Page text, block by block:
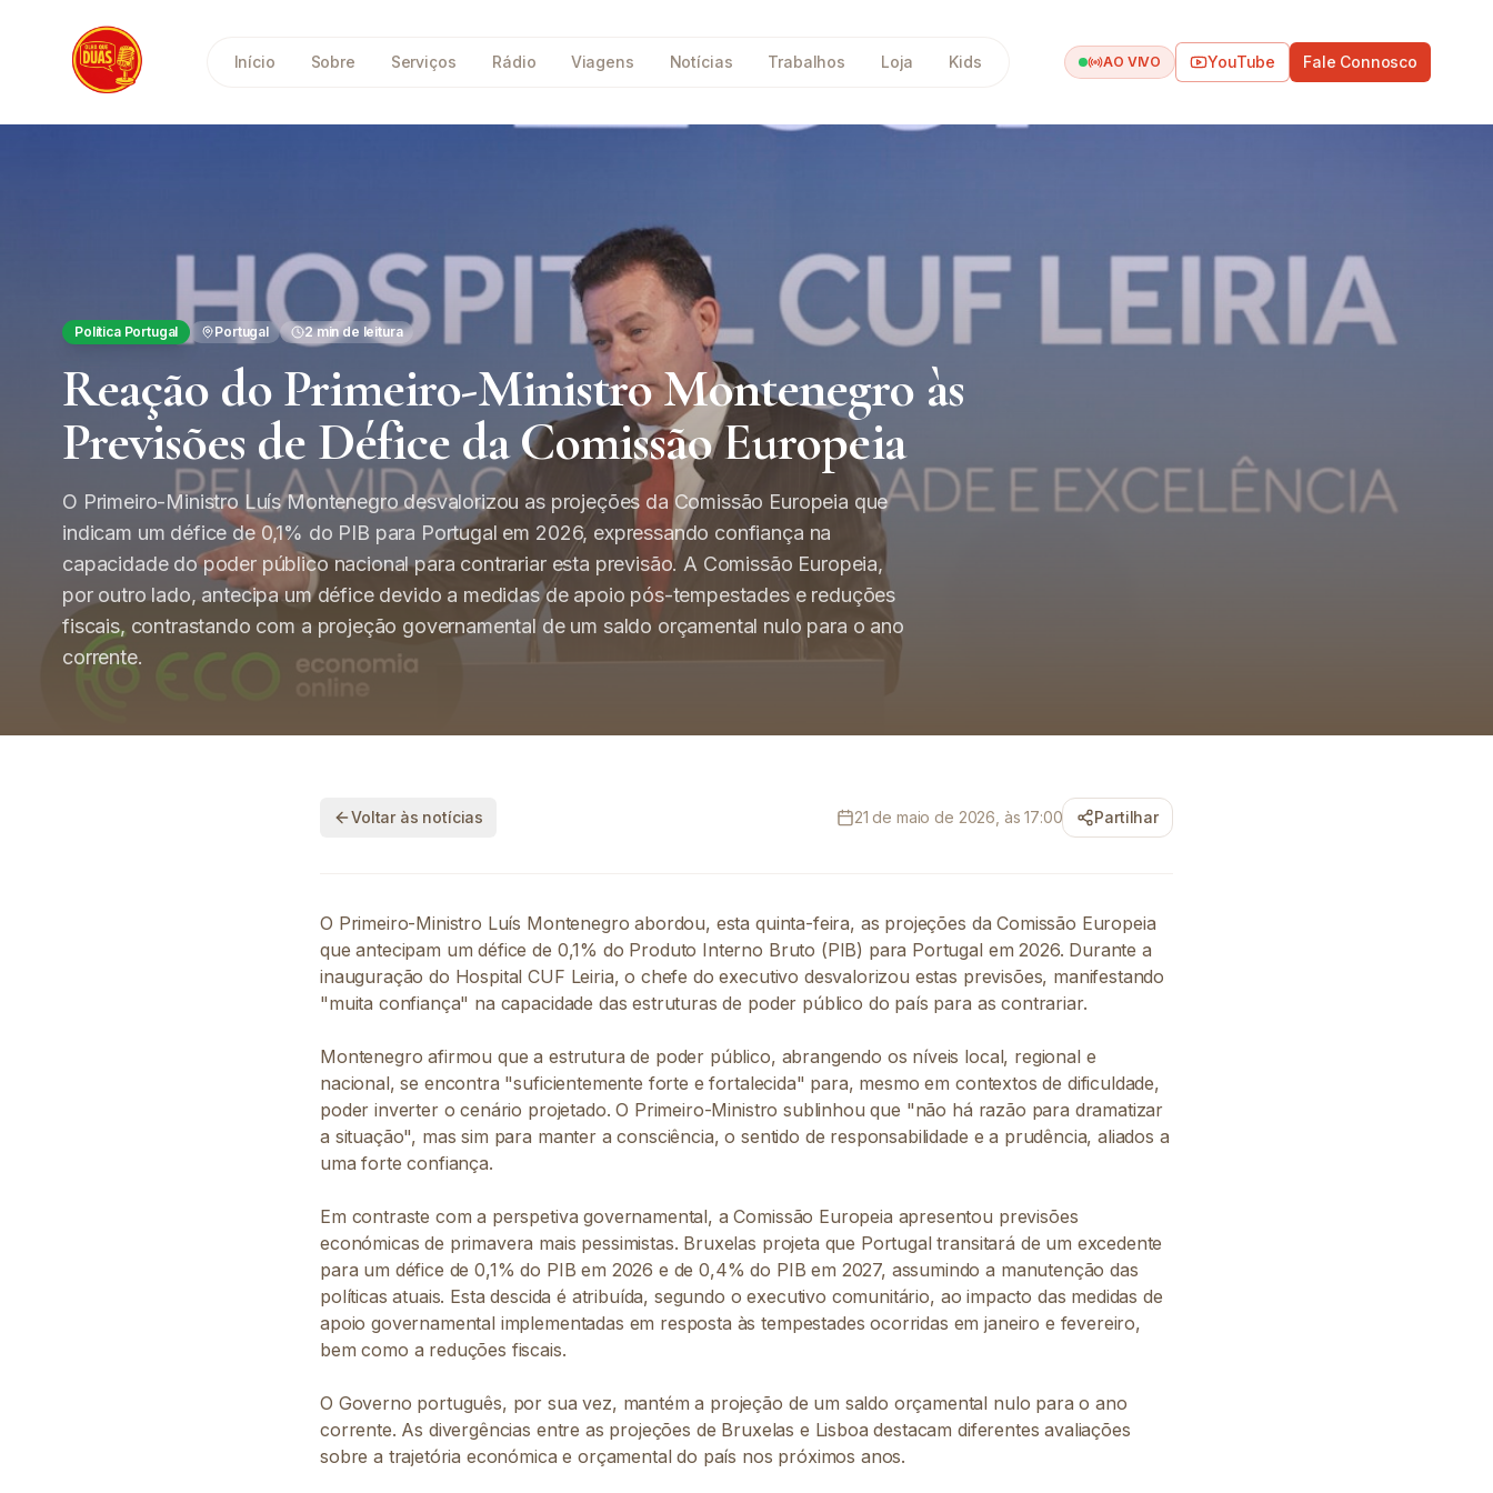
Início Sobre Serviços Rádio Viagens Notícias Trabalhos Loja Kids AO VIVO YouTube Fale Connosco
Política Portugal Portugal 2min de leitura
Reação do Primeiro-Ministro Montenegro às
Previsões de Défice da Comissão Europeia
O Primeiro-Ministro Luís Montenegro desvalorizou as projeções da Comissão Europeia que
indicam um défice de 0,1% do PIB para Portugal em 2026, expressando confiança na
capacidade do poder público nacional para contrariar esta previsão. A Comissão Europeia,
por outro lado, antecipa um défice devido a medidas de apoio pós-tempestades e reduções
fiscais, contrastando com a projeção governamental de um saldo orçamental nulo para o ano
corrente.
Voltar às notícias 21 de maio de 2026, às 17:00 Partilhar
O Primeiro-Ministro Luís Montenegro abordou, esta quinta-feira, as projeções da Comissão Europeia
que antecipam um défice de 0,1% do Produto Interno Bruto (PIB) para Portugal em 2026. Durante a
inauguração do Hospital CUF Leiria, o chefe do executivo desvalorizou estas previsões, manifestando
"muita confiança" na capacidade das estruturas de poder público do país para as contrariar.
Montenegro afirmou que a estrutura de poder público, abrangendo os níveis local, regional e
nacional, se encontra "suficientemente forte e fortalecida" para, mesmo em contextos de dificuldade,
poder inverter o cenário projetado. O Primeiro-Ministro sublinhou que "não há razão para dramatizar
a situação", mas sim para manter a consciência, o sentido de responsabilidade e a prudência, aliados a
uma forte confiança.
Em contraste com a perspetiva governamental, a Comissão Europeia apresentou previsões
económicas de primavera mais pessimistas. Bruxelas projeta que Portugal transitará de um excedente
para um défice de 0,1% do PIB em 2026 e de 0,4% do PIB em 2027, assumindo a manutenção das
políticas atuais. Esta descida é atribuída, segundo o executivo comunitário, ao impacto das medidas de
apoio governamental implementadas em resposta às tempestades ocorridas em janeiro e fevereiro,
bem como a reduções fiscais.
O Governo português, por sua vez, mantém a projeção de um saldo orçamental nulo para o ano
corrente. As divergências entre as projeções de Bruxelas e Lisboa destacam diferentes avaliações
sobre a trajetória económica e orçamental do país nos próximos anos.